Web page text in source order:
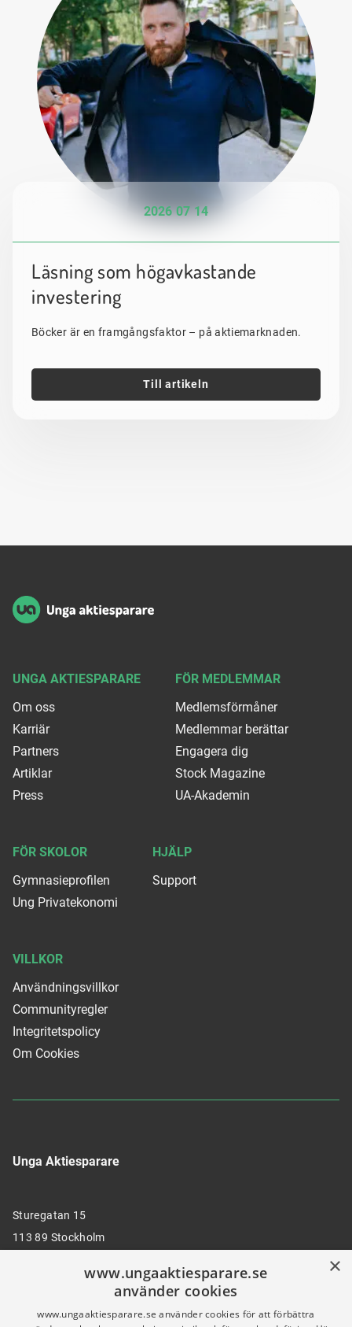
2026 07 14
Läsning som högavkastande
investering
Böcker är en framgångsfaktor – på aktiemarknaden.
Till artikeln
Unga Aktiesparare
Sturegatan 15
113 89 Stockholm
UNGA AKTIESPARARE
Om oss
Karriär
Partners
Artiklar
Press
FÖR MEDLEMMAR
Medlemsförmåner
Medlemmar berättar
Engagera dig
Stock Magazine
UA-Akademin
FÖR SKOLOR
Gymnasieprofilen
Ung Privatekonomi
HJÄLP
Support
VILLKOR
Användningsvillkor
Communityregler
Integritetspolicy
Om Cookies
×
www.ungaaktiesparare.se
använder cookies
www.ungaaktiesparare.se använder cookies för att förbättra